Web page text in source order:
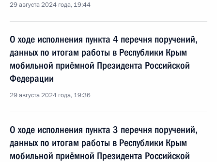
29 августа 2024 года, 19:44
О ходе исполнения пункта 4 перечня поручений,
данных по итогам работы в Республики Крым
мобильной приёмной Президента Российской
Федерации
29 августа 2024 года, 19:36
О ходе исполнения пункта 3 перечня поручений,
данных по итогам работы в Республики Крым
мобильной приёмной Президента Российской